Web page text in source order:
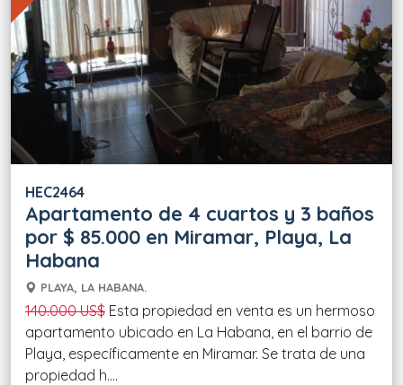
HEC2464
Apartamento de 4 cuartos y 3 baños
por $ 85.000 en Miramar, Playa, La
Habana
PLAYA, LA HABANA.
140.000 US$ Esta propiedad en venta es un hermoso
apartamento ubicado en La Habana, en el barrio de
Playa, específicamente en Miramar. Se trata de una
propiedad h....